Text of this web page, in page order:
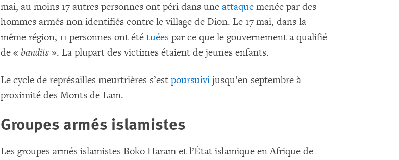
mai, au moins 17 autres personnes ont péri dans uneattaque menée par des
hommes armés non identifiés contre le village de Dion. Le 17 mai, dans la
même région, 11 personnes ont ététuées par ce que le gouvernement a qualifié
de «bandits ». La plupart des victimes étaient de jeunes enfants.
Le cycle de représailles meurtrières s’estpoursuivi jusqu’en septembre à
proximité des Monts de Lam.
Groupes armés islamistes
Les groupes armés islamistes Boko Haram et l’État islamique en Afrique de